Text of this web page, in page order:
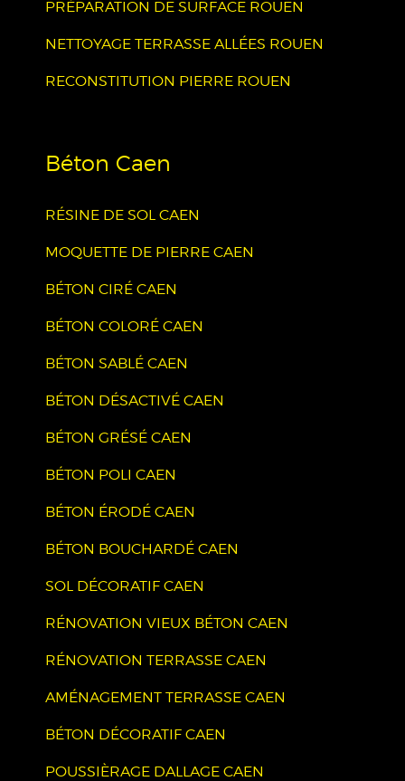
PRÉPARATION DE SURFACE ROUEN
NETTOYAGE TERRASSE ALLÉES ROUEN
RECONSTITUTION PIERRE ROUEN
Béton Caen
RÉSINE DE SOL CAEN
MOQUETTE DE PIERRE CAEN
BÉTON CIRÉ CAEN
BÉTON COLORÉ CAEN
BÉTON SABLÉ CAEN
BÉTON DÉSACTIVÉ CAEN
BÉTON GRÉSÉ CAEN
BÉTON POLI CAEN
BÉTON ÉRODÉ CAEN
BÉTON BOUCHARDÉ CAEN
SOL DÉCORATIF CAEN
RÉNOVATION VIEUX BÉTON CAEN
RÉNOVATION TERRASSE CAEN
AMÉNAGEMENT TERRASSE CAEN
BÉTON DÉCORATIF CAEN
POUSSIÈRAGE DALLAGE CAEN